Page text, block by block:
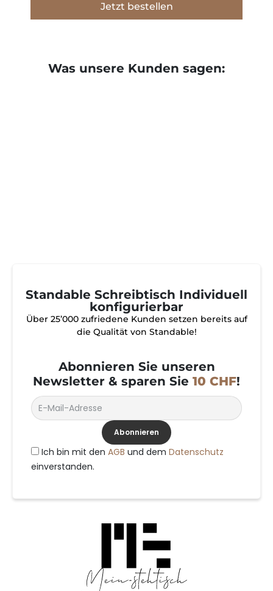
Jetzt bestellen
Was unsere Kunden sagen:
Standable Schreibtisch Individuell
konfigurierbar
Über 25’000 zufriedene Kunden setzen bereits auf
die Qualität von Standable!
Abonnieren Sie unseren
Newsletter & sparen Sie 10 CHF!
Ich bin mit den AGB und dem Datenschutz
einverstanden.
Abonnieren